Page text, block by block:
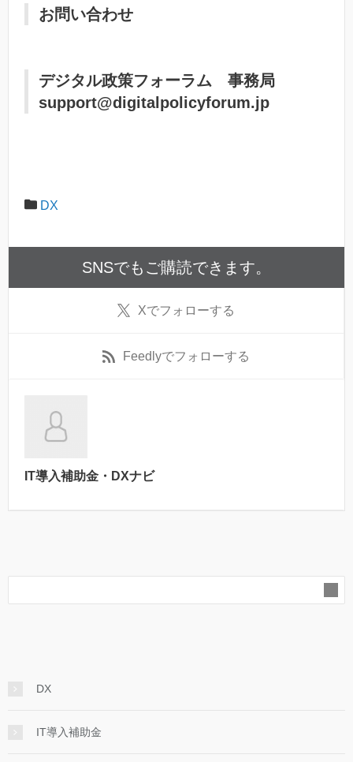
お問い合わせ
デジタル政策フォーラム 事務局
support@digitalpolicyforum.jp
DX
SNSでもご購読できます。
Xでフォローする
Feedlyでフォローする
IT導入補助金・DXナビ
DX
IT導入補助金